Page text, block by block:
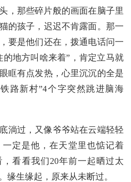
，那些碎片般的画面在脑子里
的孩子，迟迟不肯露面。那一
要是他们还在，拨通电话问一
的地方叫啥来着”，肯定立马就
眶有点发热，心里沉沉的全是
路新村”4个字突然跳进脑海
淌过，又像爷爷站在云端轻轻
定是他，在天堂里也惦记着
看看我们20年前一起晒过太
缘生缘起，原来从未断过。